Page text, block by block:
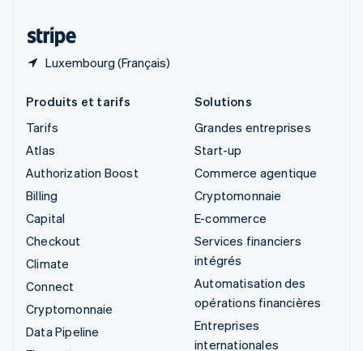
Luxembourg (Français)
Produits et tarifs
Tarifs
Atlas
Authorization Boost
Billing
Capital
Checkout
Climate
Connect
Cryptomonnaie
Data Pipeline
Solutions
Grandes entreprises
Start-up
Commerce agentique
Cryptomonnaie
E-commerce
Services financiers
intégrés
Automatisation des
opérations financières
Entreprises
internationales